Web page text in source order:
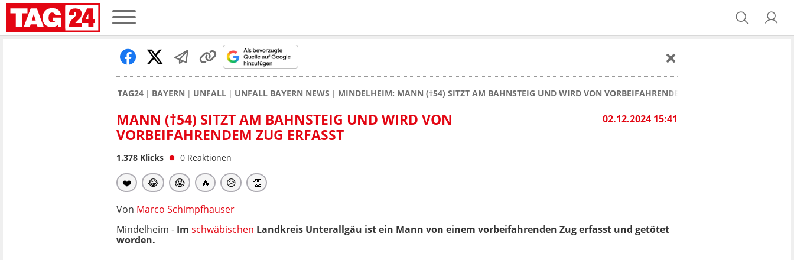
TAG24 BAYERN UNFALL UNFALL BAYERN NEWS MINDELHEIM: MANN (†54) SITZT AM BAHNSTEIG UND WIRD VON VORBEIFAHRENDEN ZUG ERFASST
02.12.2024 15:41
MANN (†54) SITZT AM BAHNSTEIG UND WIRD VON
VORBEIFAHRENDEM ZUG ERFASST
1.378 Klicks 0 Reaktionen
❤️ 😂 😱 🔥 😥 👏
Von Marco Schimpfhauser
Mindelheim - Im schwäbischen Landkreis Unterallgäu ist ein Mann von einem vorbeifahrenden Zug erfasst und getötet
worden.